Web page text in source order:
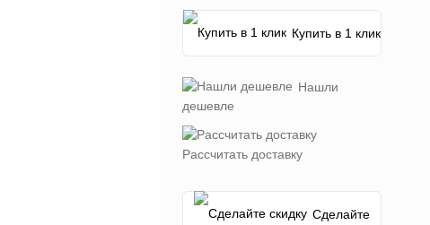
Купить в 1 клик
Нашли
дешевле
Рассчитать доставку
Сделайте